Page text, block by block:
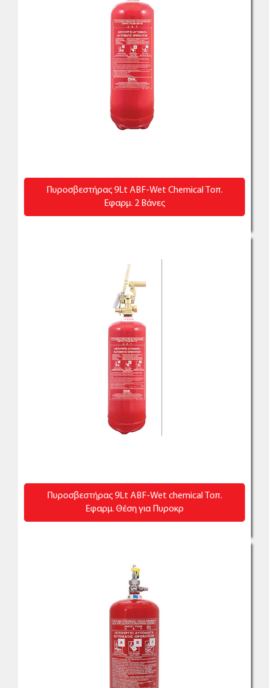
Πυροσβεστήρας 9Lt ABF-Wet Chemical Τοπ.
Εφαρμ. 2 Βάνες
Πυροσβεστήρας 9Lt ABF-Wet chemical Τοπ.
Εφαρμ. Θέση για Πυροκρ